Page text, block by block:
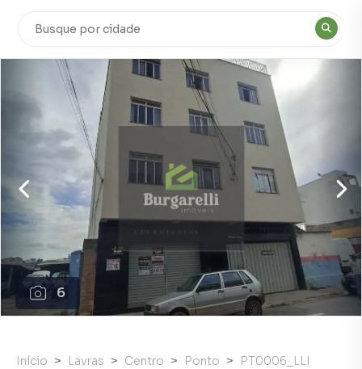
6
Início Lavras Centro Ponto PT0006_LLI